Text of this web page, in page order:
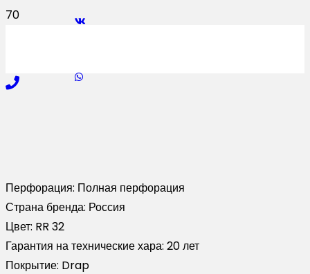
Перфорация: Полная перфорация
Страна бренда: Россия
Цвет: RR 32
Гарантия на технические хара: 20 лет
Покрытие: Drap